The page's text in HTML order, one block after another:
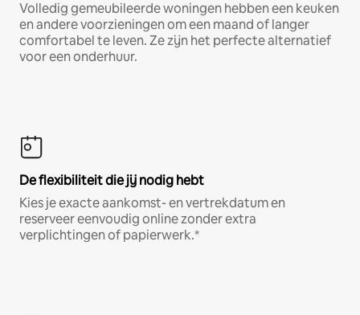
Volledig gemeubileerde woningen hebben een keuken
en andere voorzieningen om een maand of langer
comfortabel te leven. Ze zijn het perfecte alternatief
voor een onderhuur.
De flexibiliteit die jij nodig hebt
Kies je exacte aankomst- en vertrekdatum en
reserveer eenvoudig online zonder extra
verplichtingen of papierwerk.*